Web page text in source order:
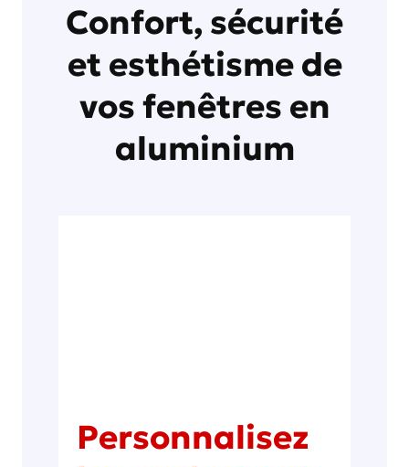
Confort, sécurité
et esthétisme de
vos fenêtres en
aluminium
Personnalisez